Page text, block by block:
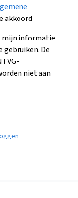
akkoord
mijn informatie
De
niet aan